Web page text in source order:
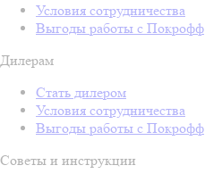
Условия сотрудничества
Выгоды работы с Покрофф
Дилерам
Стать дилером
Условия сотрудничества
Выгоды работы с Покрофф
Советы и инструкции